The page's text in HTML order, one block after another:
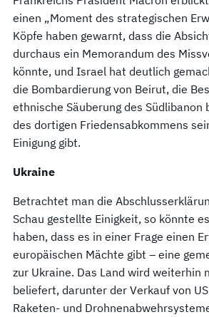
einen „Moment des strategischen
Köpfe haben gewarnt, dass die
durchaus ein Memorandum des
könnte, und Israel hat deutlich
die Bombardierung von Beirut, die
ethnische Säuberung des Südlibanon
des dortigen Friedensabkommens
Einigung gibt.
Ukraine
Betrachtet man die
Schau gestellte Einigkeit, so könnte
haben, dass es in einer Frage einen
europäischen Mächte gibt – eine
zur Ukraine. Das Land wird weiterhin
beliefert, darunter der Verkauf von
Raketen- und